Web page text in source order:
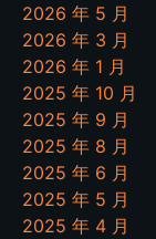
2026 年 5 月
2026 年 3 月
2026 年 1 月
2025 年 10 月
2025 年 9 月
2025 年 8 月
2025 年 6 月
2025 年 5 月
2025 年 4 月